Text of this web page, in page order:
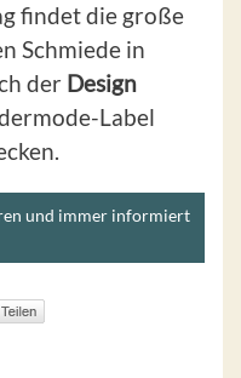
findet die große
Schmiede in
der Design
Label
und immer informiert